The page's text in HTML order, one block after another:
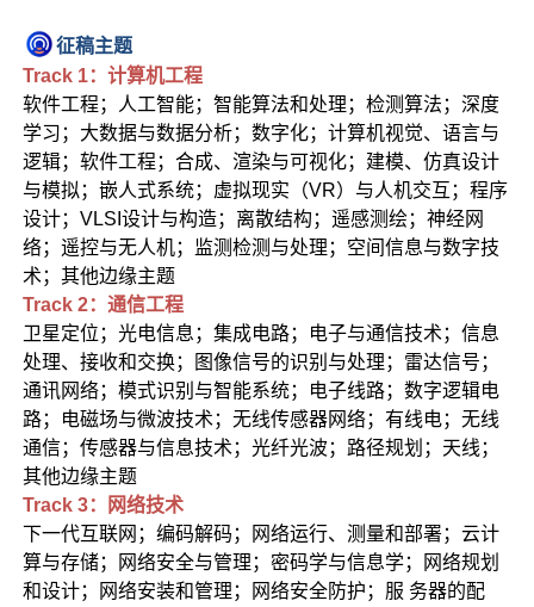
征稿主题
Track 1：计算机工程
软件工程；人工智能；智能算法和处理；检测算法；深度
学习；大数据与数据分析；数字化；计算机视觉、语言与
逻辑；软件工程；合成、渲染与可视化；建模、仿真设计
与模拟；嵌人式系统；虚拟现实（VR）与人机交互；程序
设计；VLSI设计与构造；离散结构；遥感测绘；神经网
络；遥控与无人机；监测检测与处理；空间信息与数字技
术；其他边缘主题
Track 2：通信工程
卫星定位；光电信息；集成电路；电子与通信技术；信息
处理、接收和交换；图像信号的识别与处理；雷达信号；
通讯网络；模式识别与智能系统；电子线路；数字逻辑电
路；电磁场与微波技术；无线传感器网络；有线电；无线
通信；传感器与信息技术；光纤光波；路径规划；天线；
其他边缘主题
Track 3：网络技术
下一代互联网；编码解码；网络运行、测量和部署；云计
算与存储；网络安全与管理；密码学与信息学；网络规划
和设计；网络安装和管理；网络安全防护；服 务器的配